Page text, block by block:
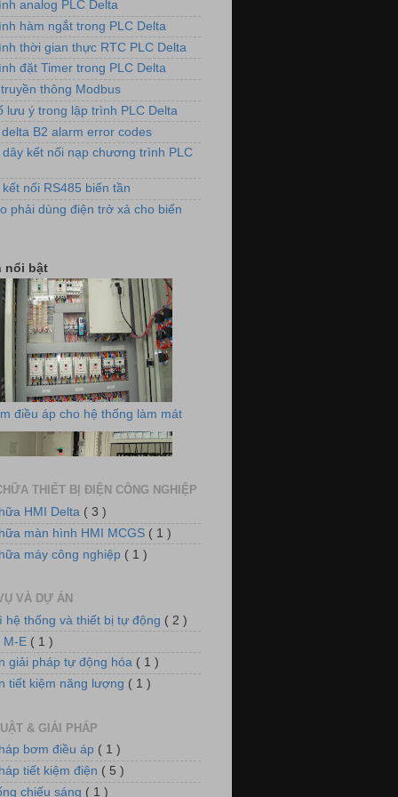
analog PLC Delta
hàm ngắt trong PLC Delta
thời gian thực RTC PLC Delta
đặt Timer trong PLC Delta
thông Modbus
lưu ý trong lập trình PLC Delta
delta B2 alarm error codes
dây kết nối nạp chương trình PLC
nối RS485 biến tần
phải dùng điện trở xả cho biến
nổi bật
biến tần VFD-E cho hệ thống
quạt thông gió
điều khiển nồi hơi xử lý khí thải
điều áp cho hệ thống làm mát
thống tủ động lực và chiếu sáng
thống quạt, tiền đông kho lạnh
THIẾT BỊ ĐIỆN CÔNG NGHIỆP
HMI Delta ( 3 )
màn hình HMI MCGS ( 1 )
máy công nghiệp ( 1 )
VÀ DỰ ÁN
hệ thống và thiết bị tự động ( 2 )
M-E ( 1 )
giải pháp tự động hóa ( 1 )
tiết kiệm năng lượng ( 1 )
& GIẢI PHÁP
bơm điều áp ( 1 )
tiết kiệm điện ( 5 )
chiếu sáng ( 1 )